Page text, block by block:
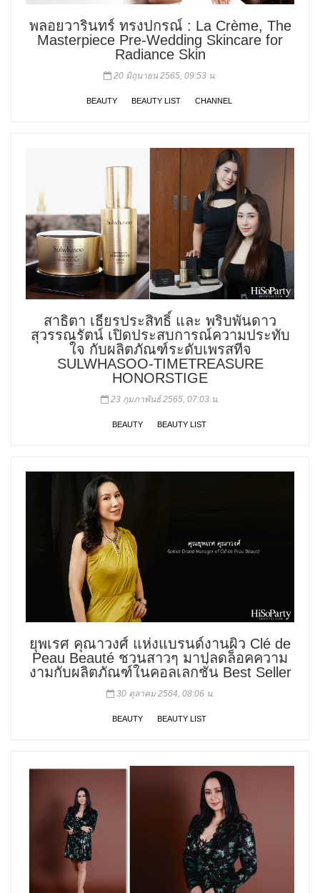
พลอยวารินทร์ ทรงปกรณ์ : La Crème, The
Masterpiece Pre-Wedding Skincare for
Radiance Skin
20 มิถุนายน 2565, 09:53 น.
BEAUTY BEAUTY LIST CHANNEL
สาธิตา เธียรประสิทธิ์ และ พริบพันดาว
สุวรรณรัตน์ เปิดประสบการณ์ความประทับ
ใจ กับผลิตภัณฑ์ระดับเพรสทีจ
SULWHASOO-TIMETREASURE
HONORSTIGE
23 กุมภาพันธ์ 2565, 07:03 น.
BEAUTY BEAUTY LIST
ยุพเรศ คุณาวงศ์ แห่งแบรนด์งานผิว Clé de
Peau Beauté ชวนสาวๆ มาปลดล็อคความ
งามกับผลิตภัณฑ์ในคอลเลกชั่น Best Seller
30 ตุลาคม 2564, 08:06 น.
BEAUTY BEAUTY LIST